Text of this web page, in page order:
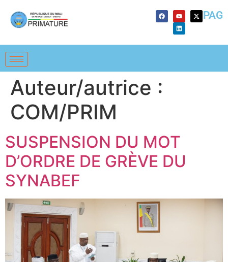
PAG
Auteur/autrice :
COM/PRIM
SUSPENSION DU MOT
D’ORDRE DE GRÈVE DU
SYNABEF